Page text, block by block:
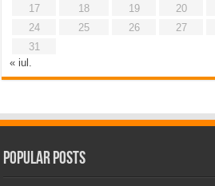
17
18 19 20
24
25 26 27
31
« iul.
Popular Posts